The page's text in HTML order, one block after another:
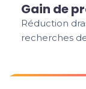
Gain de
Réduction
recherches